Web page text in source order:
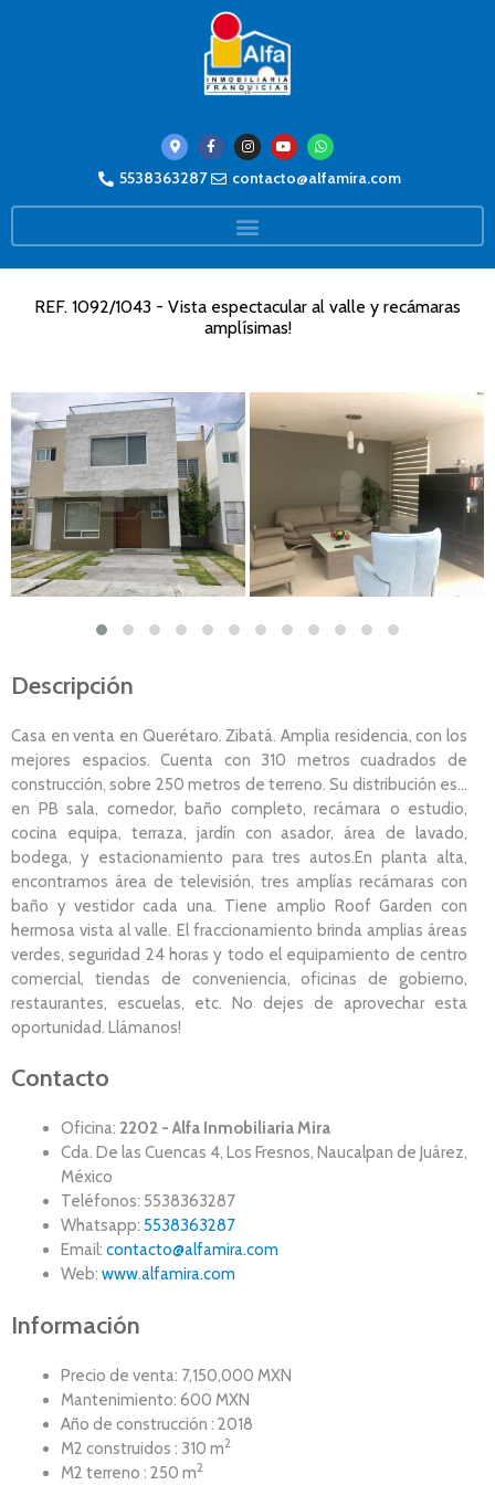
5538363287 contacto@alfamira.com
REF. 1092/1043 - Vista espectacular al valle y recámaras
amplísimas!
Descripción
Casa en venta en Querétaro. Zibatá. Amplia residencia, con los
mejores espacios. Cuenta con 310 metros cuadrados de
construcción, sobre 250 metros de terreno. Su distribución es...
en PB sala, comedor, baño completo, recámara o estudio,
cocina equipa, terraza, jardín con asador, área de lavado,
bodega, y estacionamiento para tres autos.En planta alta,
encontramos área de televisión, tres amplías recámaras con
baño y vestidor cada una. Tiene amplio Roof Garden con
hermosa vista al valle. El fraccionamiento brinda amplias áreas
verdes, seguridad 24 horas y todo el equipamiento de centro
comercial, tiendas de conveniencia, oficinas de gobierno,
restaurantes, escuelas, etc. No dejes de aprovechar esta
oportunidad. Llámanos!
Contacto
Oficina: 2202 - Alfa Inmobiliaria Mira
Cda. De las Cuencas 4, Los Fresnos, Naucalpan de Juárez,
México
Teléfonos: 5538363287
Whatsapp: 5538363287
Email: contacto@alfamira.com
Web: www.alfamira.com
Información
Precio de venta: 7,150,000 MXN
Mantenimiento: 600 MXN
Año de construcción : 2018
M2 construidos : 310 m2
M2 terreno : 250 m2